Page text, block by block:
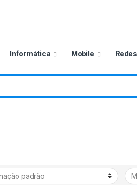
Informática Mobile Redes